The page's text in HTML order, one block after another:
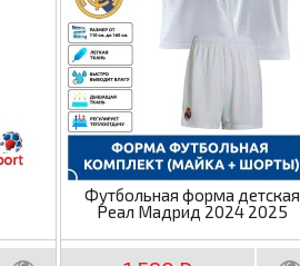
Футбольная форма детская
Реал Мадрид 2024 2025